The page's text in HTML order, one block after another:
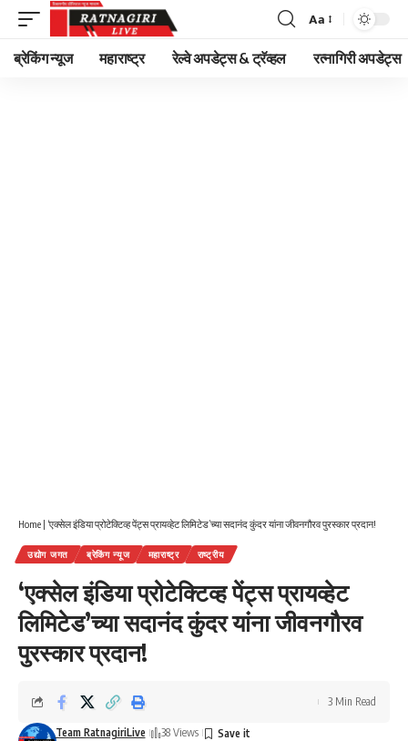
Font
Resizer
Aa
ब्रेकिंग न्यूज महाराष्ट्र रेल्वे अपडेट्स & ट्रॅव्हल रत्नागिरी अपडेट्स
Home | ‘एक्सेल इंडिया प्रोटेक्टिव्ह पेंट्स प्रायव्हेट लिमिटेड’च्या सदानंद कुंदर यांना जीवनगौरव पुरस्कार प्रदान!
उद्योग जगत ब्रेकिंग न्यूज महाराष्ट्र राष्ट्रीय
‘एक्सेल इंडिया प्रोटेक्टिव्ह पेंट्स प्रायव्हेट
लिमिटेड’च्या सदानंद कुंदर यांना जीवनगौरव
पुरस्कार प्रदान!
Team RatnagiriLive 38 Views
3 Min Read